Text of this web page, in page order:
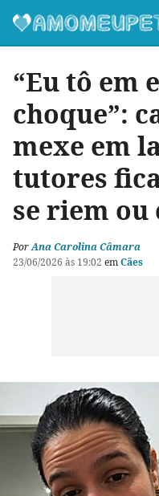
“Eu tô em
choque”:
mexe em
tutores
se riem ou
PorAna Carolina Câmara
23/06/2026 às 19:02 emCães